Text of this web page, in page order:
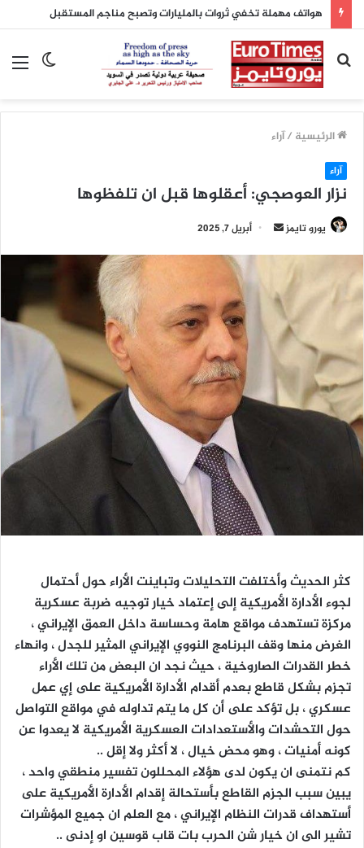
وزيرة الاقتصاد الألمانية تستبعد حدوث انخفاض في أسعار الكهرباء
الوضع
بحث
عن
الرئيسية /آراء
آراء
نزار العوصجي: أعقلوها قبل ان تلفظوها
يورو تايمز
أرسل
إلكترونيا
أبريل 7, 2025
كثر الحديث وأختلفت التحليلات وتباينت الأراء حول أحتمال
لجوء الأدارة الأمريكية إلى إعتماد خيار توجيه ضربة عسكرية
مركزة تستهدف مواقع هامة وحساسة داخل العمق الإيراني ،
الغرض منها وقف البرنامج النووي الإيراني المثير للجدل ، وانهاء
خطر القدرات الصاروخية ، حيث نجد ان البعض من تلك الأراء
تجزم بشكل قاطع بعدم أقدام الأدارة الأمريكية على إي عمل
عسكري ، بل تؤكد على أن كل ما يتم تداوله في مواقع التواصل
حول التحشدات والأستعدادات العسكرية الأمريكية لا يعدوا عن
كونه أمنيات ، وهو محض خيال ، لا أكثر ولا إقل ..
كم نتمنى ان يكون لدى هؤلاء المحللون تفسير منطقي واحد ،
يبين سبب الجزم القاطع بأستحالة إقدام الأدارة الأمريكية على
أستهداف قدرات النظام الإيراني ، مع العلم ان جميع المؤشرات
تشير الى ان خيار شن الحرب بات قاب قوسين او إدنى ..